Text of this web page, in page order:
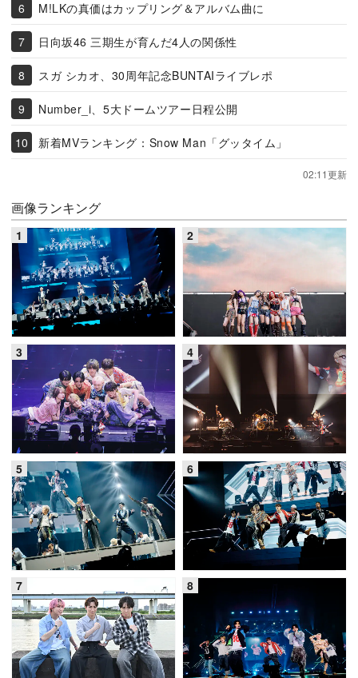
M!LKの真価はカップリング＆アルバム曲に
日向坂46 三期生が育んだ4人の関係性
スガ シカオ、30周年記念BUNTAIライブレポ
Number_i、5大ドームツアー日程公開
新着MVランキング：Snow Man「グッタイム」
02:11更新
画像ランキング